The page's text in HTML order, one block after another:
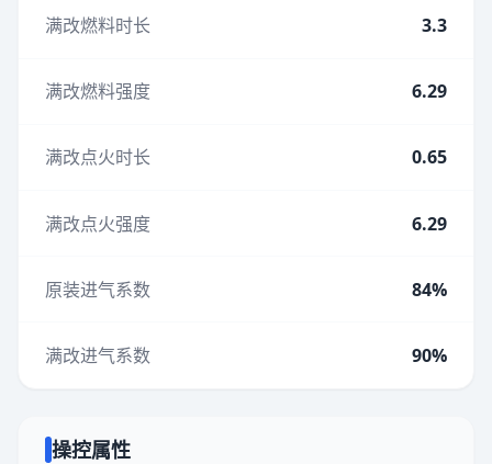
满改燃料时长 3.3
满改燃料强度 6.29
满改点火时长 0.65
满改点火强度 6.29
原装进气系数 84%
满改进气系数 90%
操控属性